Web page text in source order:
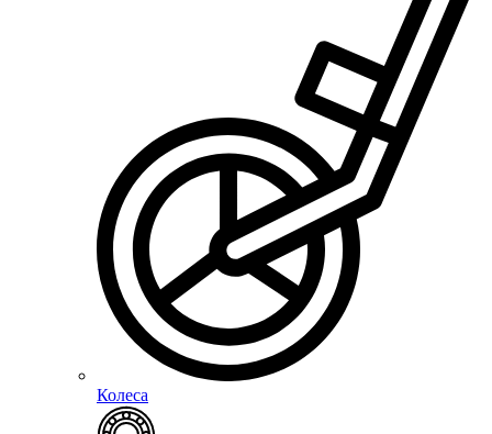
Колеса